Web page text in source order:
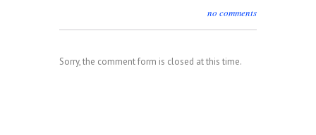
no comments
Sorry, the comment form is closed at this time.